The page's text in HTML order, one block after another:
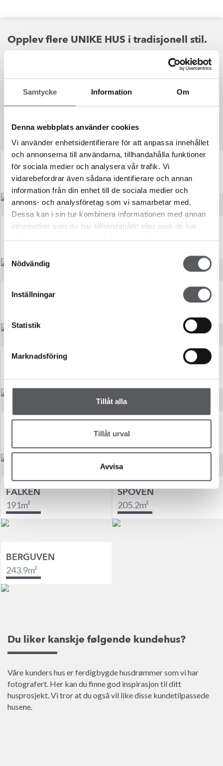
Samtycke Information Om
Denna webbplats använder cookies
Vi använder enhetsidentifierare för att anpassa innehållet
och annonserna till användarna, tillhandahålla funktioner
för sociala medier och analysera vår trafik. Vi
vidarebefordrar även sådana identifierare och annan
information från din enhet till de sociala medier och
annons- och analysföretag som vi samarbetar med.
Dessa kan i sin tur kombinera informationen med annan
information som du har tillhandahållit eller som de har
Nödvändig
Inställningar
Statistik
Marknadsföring
Tillåt alla
Tillåt urval
Avvisa
Opplev flere UNIKE HUS i tradisjonell stil.
Snekkerglede, symmetriske fasader og sprossede vinduer gir
forenes gammeldags sjarm med dagens krav til bærekraft og
funksjonalitet. En innbydende trapp som fører til et overbygd
harmoniske uttrykket.
SPARVEN
92.7m²
LJUNGELD
122.3m²
142.4m² 100m²
DOMHERREN
182.4
FALKEN
191m²
SPOVEN
205.2m²
BERGUVEN
243.9m²
Du liker kanskje følgende kundehus?
Våre kunders hus er ferdigbygde husdrømmer som vi har
fotografert. Her kan du finne god inspirasjon til ditt
husprosjekt. Vi tror at du også vil like disse kundetilpassede
husene.